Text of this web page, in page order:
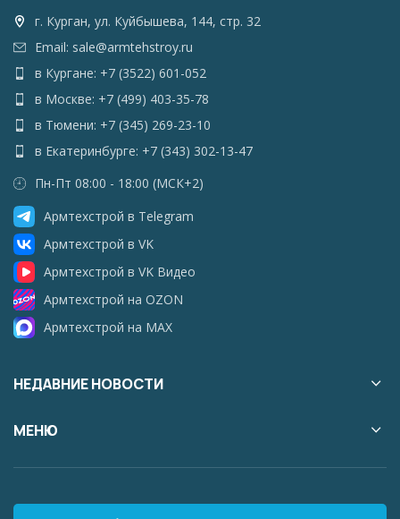
г. Курган, ул. Куйбышева, 144, стр. 32
Email: sale@armtehstroy.ru
в Кургане: +7 (3522) 601-052
в Москве: +7 (499) 403-35-78
в Тюмени: +7 (345) 269-23-10
в Екатеринбурге: +7 (343) 302-13-47
Пн-Пт 08:00 - 18:00 (МСК+2)
Армтехстрой в Telegram
Армтехстрой в VK
Армтехстрой в VK Видео
Армтехстрой на OZON
Армтехстрой на MAX
НЕДАВНИЕ НОВОСТИ
МЕНЮ